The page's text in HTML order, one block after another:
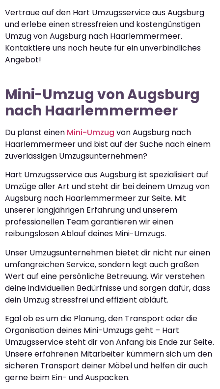
Vertraue auf den Hart Umzugsservice aus Augsburg
und erlebe einen stressfreien und kostengünstigen
Umzug von Augsburg nach Haarlemmermeer.
Kontaktiere uns noch heute für ein unverbindliches
Angebot!
Mini-Umzug von Augsburg
nach Haarlemmermeer
Du planst einen Mini-Umzug von Augsburg nach
Haarlemmermeer und bist auf der Suche nach einem
zuverlässigen Umzugsunternehmen?
Hart Umzugsservice aus Augsburg ist spezialisiert auf
Umzüge aller Art und steht dir bei deinem Umzug von
Augsburg nach Haarlemmermeer zur Seite. Mit
unserer langjährigen Erfahrung und unserem
professionellen Team garantieren wir einen
reibungslosen Ablauf deines Mini-Umzugs.
Unser Umzugsunternehmen bietet dir nicht nur einen
umfangreichen Service, sondern legt auch großen
Wert auf eine persönliche Betreuung. Wir verstehen
deine individuellen Bedürfnisse und sorgen dafür, dass
dein Umzug stressfrei und effizient abläuft.
Egal ob es um die Planung, den Transport oder die
Organisation deines Mini-Umzugs geht – Hart
Umzugsservice steht dir von Anfang bis Ende zur Seite.
Unsere erfahrenen Mitarbeiter kümmern sich um den
sicheren Transport deiner Möbel und helfen dir auch
gerne beim Ein- und Auspacken.